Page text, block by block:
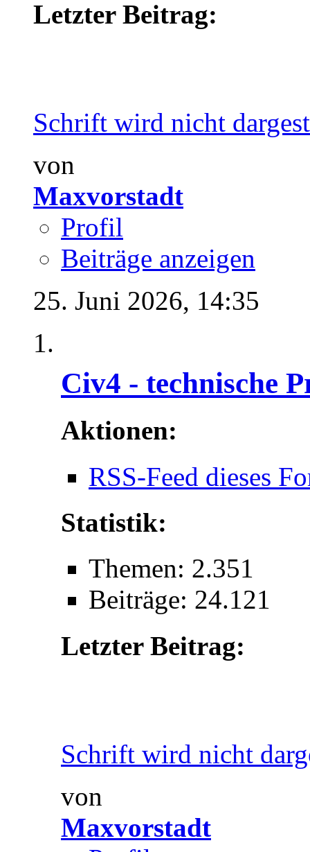
Letzter Beitrag:
Schrift wird nicht
von
Maxvorstadt
Profil
Beiträge anzeigen
25. Juni 2026, 14:35
Civ4 - technische
Aktionen:
RSS-Feed dieses
Statistik:
Themen: 2.351
Beiträge: 24.121
Letzter Beitrag:
Schrift wird nicht
von
Maxvorstadt